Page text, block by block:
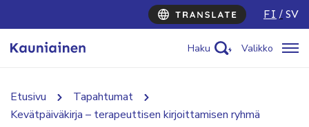
FI SV
Haku Valikko
Etusivu
Tapahtumat
Kevätpäiväkirja – terapeuttisen kirjoittamisen ryhmä